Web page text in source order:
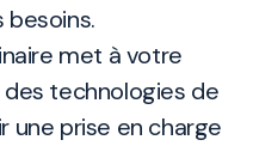
besoins.
met à votre
technologies de
une prise en charge